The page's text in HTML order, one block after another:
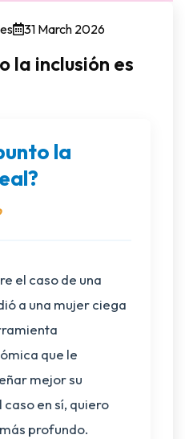
la inclusión es
31 March 2026
la
el caso de una
a una mujer ciega
que le
mejor su
en sí, quiero
profundo.